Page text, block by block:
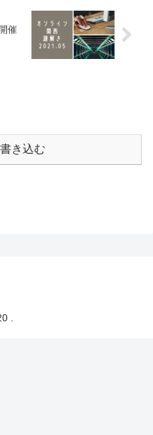
催
き込む
.